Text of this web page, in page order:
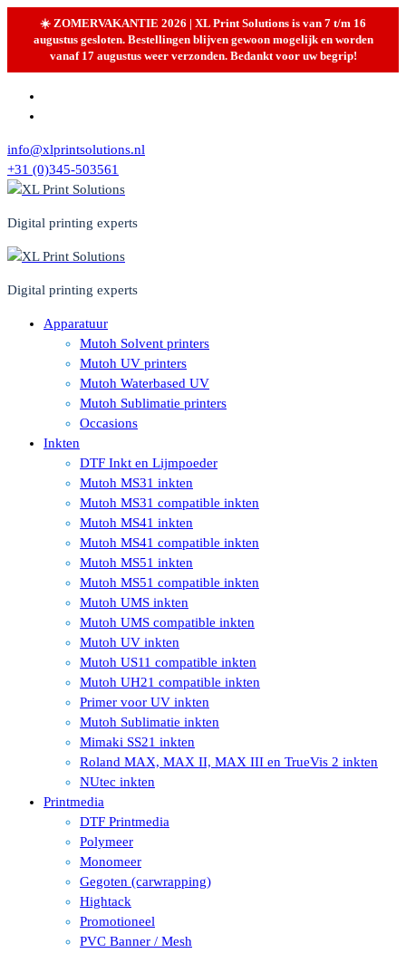
☀️ ZOMERVAKANTIE 2026 | XL Print Solutions is van 7 t/m 16
augustus gesloten. Bestellingen blijven gewoon mogelijk en worden
vanaf 17 augustus weer verzonden. Bedankt voor uw begrip!
Skip
info@xlprintsolutions.nl
+31 (0)345-503561
Digital printing experts
Digital printing experts
Apparatuur
Mutoh Solvent printers
Mutoh UV printers
Mutoh Waterbased UV
Mutoh Sublimatie printers
Occasions
Inkten
DTF Inkt en Lijmpoeder
Mutoh MS31 inkten
Mutoh MS31 compatible inkten
Mutoh MS41 inkten
Mutoh MS41 compatible inkten
Mutoh MS51 inkten
Mutoh MS51 compatible inkten
Mutoh UMS inkten
Mutoh UMS compatible inkten
Mutoh UV inkten
Mutoh US11 compatible inkten
Mutoh UH21 compatible inkten
Primer voor UV inkten
Mutoh Sublimatie inkten
Mimaki SS21 inkten
Roland MAX, MAX II, MAX III en TrueVis 2 inkten
NUtec inkten
Printmedia
DTF Printmedia
Polymeer
Monomeer
Gegoten (carwrapping)
Hightack
Promotioneel
PVC Banner / Mesh